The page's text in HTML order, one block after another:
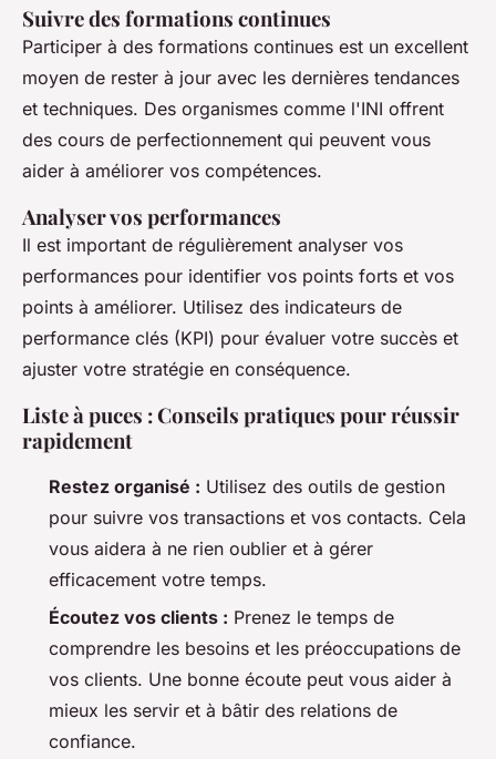
Suivre des formations continues
Participer à des formations continues est un excellent
moyen de rester à jour avec les dernières tendances
et techniques. Des organismes comme l'INI offrent
des cours de perfectionnement qui peuvent vous
aider à améliorer vos compétences.
Analyser vos performances
Il est important de régulièrement analyser vos
performances pour identifier vos points forts et vos
points à améliorer. Utilisez des indicateurs de
performance clés (KPI) pour évaluer votre succès et
ajuster votre stratégie en conséquence.
Liste à puces : Conseils pratiques pour réussir
rapidement
Restez organisé : Utilisez des outils de gestion
pour suivre vos transactions et vos contacts. Cela
vous aidera à ne rien oublier et à gérer
efficacement votre temps.
Écoutez vos clients : Prenez le temps de
comprendre les besoins et les préoccupations de
vos clients. Une bonne écoute peut vous aider à
mieux les servir et à bâtir des relations de
confiance.